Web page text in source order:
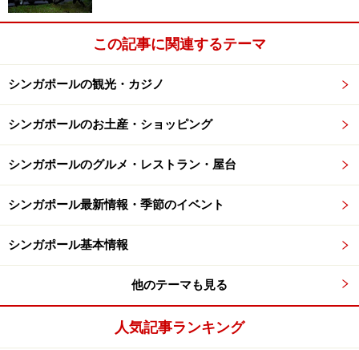
何と言っても、おにぎりですか？と聞きたくなるよう
な、お肉の厚みに感動です。横には、カレーに添えるチ
ナイフとフォークもあったのですが、手づかみで食べて
しまいました。さっくり、ふんわりしたバンズと、中に
は飴色タマネギと上品な味わいのフランス産コンテチー
ズ、ほのかにガーリックの香りのするマヨネーズだけで
この厚みにびっくりします！
この記事に関連するテーマ
シンガポールの観光・カジノ
シンガポールのお土産・ショッピング
シンガポールのグルメ・レストラン・屋台
シンガポール最新情報・季節のイベント
シンガポール基本情報
他のテーマも見る
人気記事ランキング